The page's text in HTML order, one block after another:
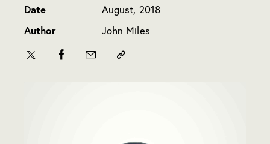
Date August, 2018
Author John Miles